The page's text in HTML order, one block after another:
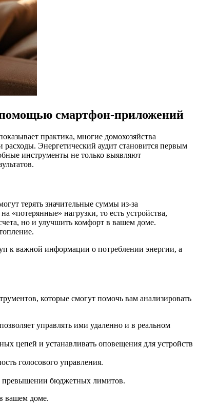
помощью смартфон-приложений
практика, многие домохозяйства
Энергетический аудит становится первым
инструменты не только выявляют
терять значительные суммы из-за
«потерянные» нагрузки, то есть устройства,
но и улучшить комфорт в вашем доме.
к важной информации о потреблении энергии, а
которые смогут помочь вам анализировать
управлять ими удаленно и в реальном
цепей и устанавливать оповещения для устройств
голосового управления.
превышении бюджетных лимитов.
вашем доме.